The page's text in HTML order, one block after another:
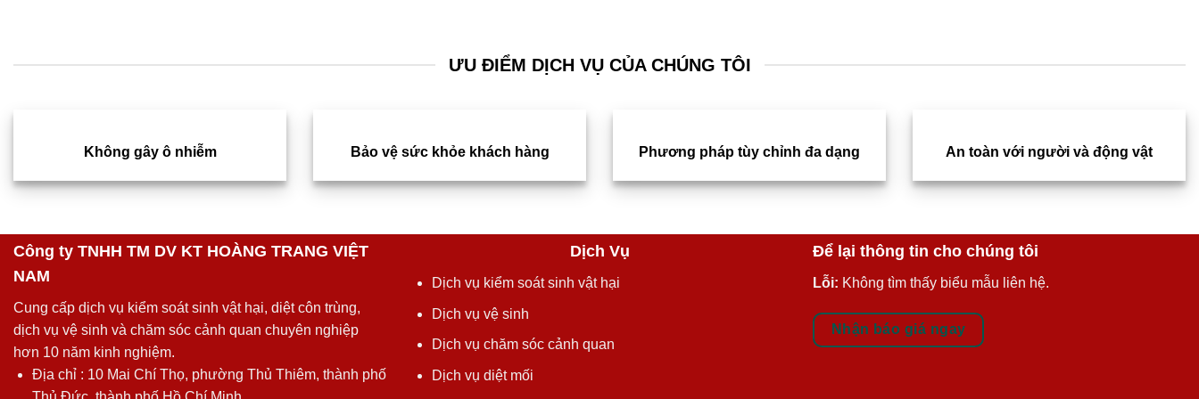
ƯU ĐIỂM DỊCH VỤ CỦA CHÚNG TÔI
Không gây ô nhiễm Bảo vệ sức khỏe khách hàng Phương pháp tùy chỉnh đa dạng An toàn với người và động vật
Công ty TNHH TM DV KT HOÀNG TRANG VIỆT
NAM
Cung cấp dịch vụ kiểm soát sinh vật hại, diệt côn trùng,
dịch vụ vệ sinh và chăm sóc cảnh quan chuyên nghiệp
hơn 10 năm kinh nghiệm.
Địa chỉ : 10 Mai Chí Thọ, phường Thủ Thiêm, thành phố
Dịch Vụ
Dịch vụ kiểm soát sinh vật hại
Dịch vụ vệ sinh
Dịch vụ chăm sóc cảnh quan
Dịch vụ diệt mối
Để lại thông tin cho chúng tôi
Lỗi: Không tìm thấy biểu mẫu liên hệ.
Nhận báo giá ngay